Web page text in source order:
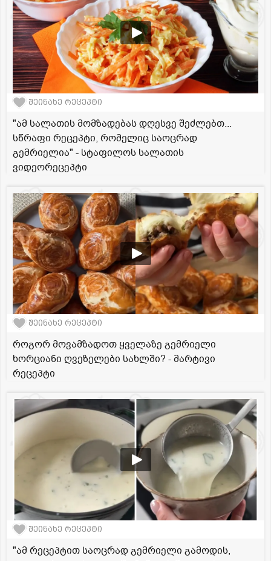
შეინახე რეცეპტი
"ამ სალათის მომზადებას დღესვე შეძლებთ...
სწრაფი რეცეპტი, რომელიც საოცრად
გემრიელია" - სტაფილოს სალათის
ვიდეორეცეპტი
შეინახე რეცეპტი
როგორ მოვამზადოთ ყველაზე გემრიელი
ხორციანი ღვეზელები სახლში? - მარტივი
რეცეპტი
შეინახე რეცეპტი
"ამ რეცეპტით საოცრად გემრიელი გამოდის,